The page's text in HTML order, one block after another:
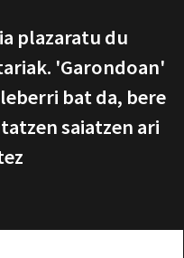
plazaratu du
'Garondoan'
bat da, bere
saiatzen ari